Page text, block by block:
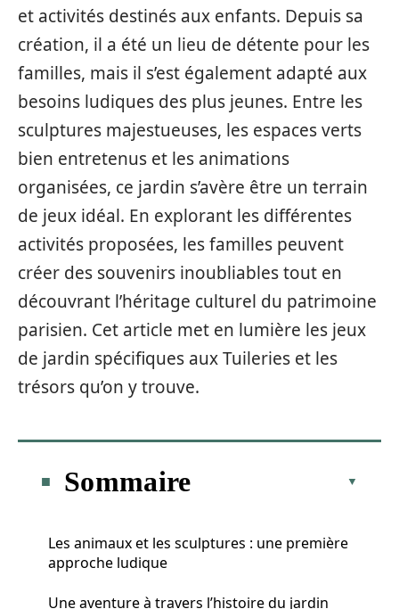
et activités destinés aux enfants. Depuis sa
création, il a été un lieu de détente pour les
familles, mais il s’est également adapté aux
besoins ludiques des plus jeunes. Entre les
sculptures majestueuses, les espaces verts
bien entretenus et les animations
organisées, ce jardin s’avère être un terrain
de jeux idéal. En explorant les différentes
activités proposées, les familles peuvent
créer des souvenirs inoubliables tout en
découvrant l’héritage culturel du patrimoine
parisien. Cet article met en lumière les jeux
de jardin spécifiques aux Tuileries et les
trésors qu’on y trouve.
Sommaire
Les animaux et les sculptures : une première
approche ludique
Une aventure à travers l’histoire du jardin